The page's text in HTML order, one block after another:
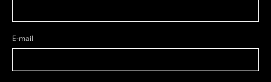
E-mail